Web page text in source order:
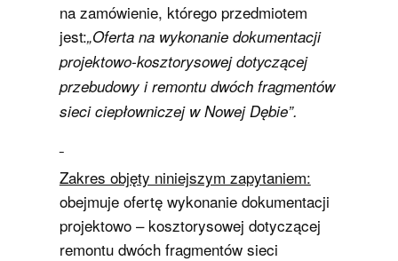
na zamówienie, którego przedmiotem
jest:„Oferta na wykonanie dokumentacji
projektowo-kosztorysowej dotyczącej
przebudowy i remontu dwóch fragmentów
sieci ciepłowniczej w Nowej Dębie”.
Zakres objęty niniejszym zapytaniem:
obejmuje ofertę wykonanie dokumentacji
projektowo – kosztorysowej dotyczącej
remontu dwóch fragmentów sieci